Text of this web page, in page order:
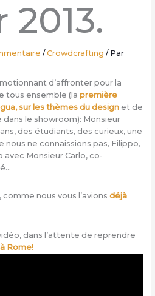
/Crowdcrafting / Par
d’affronter pour la
tous ensemble (la première
sur les thèmes du designet de
dans le showroom): Monsieur
des étudiants, des curieux, une
nous ne connaissions pas, Filippo,
avec Monsieur Carlo, co-
nous vous l’avions déjà
dans l’attente de reprendre
Rome!